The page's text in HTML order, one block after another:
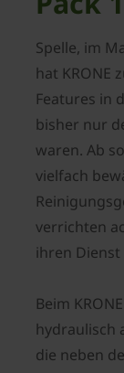
Spelle, im
hat KRONE
Features in
bisher nur
waren. Ab
vielfach
verrichten
ihren Dienst
Beim
hydraulisch
die neben